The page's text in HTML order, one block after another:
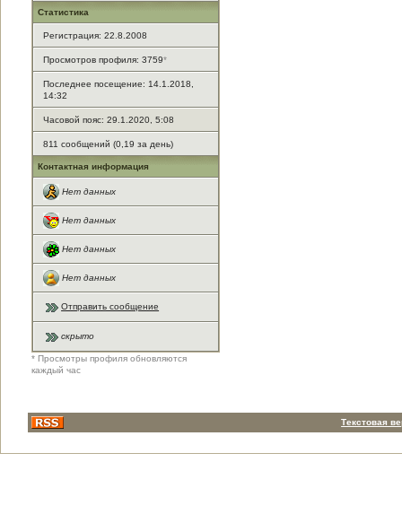
Статистика
Регистрация: 22.8.2008
Просмотров профиля: 3759*
Последнее посещение: 14.1.2018,
14:32
Часовой пояс: 29.1.2020, 5:08
811 сообщений (0,19 за день)
Контактная информация
Нет данных
Нет данных
Нет данных
Нет данных
Отправить сообщение
скрыто
* Просмотры профиля обновляются
каждый час
Текстовая